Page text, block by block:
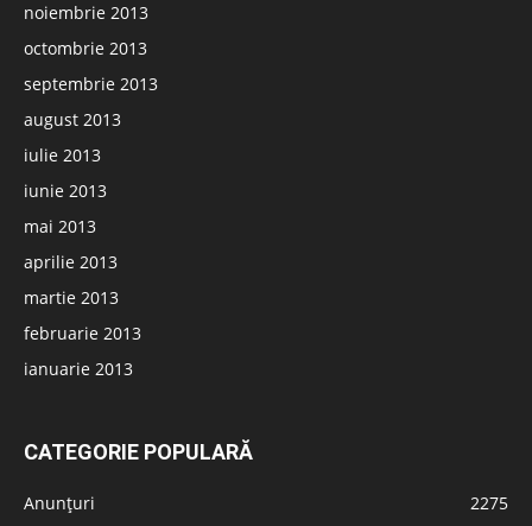
noiembrie 2013
octombrie 2013
septembrie 2013
august 2013
iulie 2013
iunie 2013
mai 2013
aprilie 2013
martie 2013
februarie 2013
ianuarie 2013
CATEGORIE POPULARĂ
Anunțuri
2275